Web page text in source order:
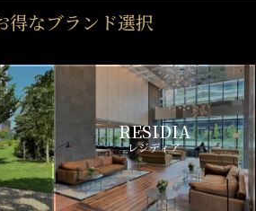
得なブランド選択
RESIDIA
レジディア